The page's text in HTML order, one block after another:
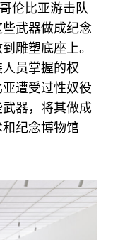
伦比亚游击队
武器做成纪念
雕塑底座上。
员掌握的权
遭受过性奴役
器，将其做成
纪念博物馆